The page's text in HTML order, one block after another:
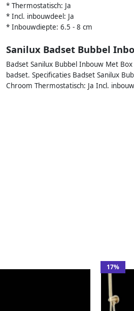
* Thermostatisch: Ja
* Incl. inbouwdeel: Ja
* Inbouwdiepte: 6.5 - 8 cm
Sanilux Badset Bubbel
Badset Sanilux Bubbel Inbouw Met
badset. Specificaties Badset Sanilux
Chroom Thermostatisch: Ja Incl.
17%